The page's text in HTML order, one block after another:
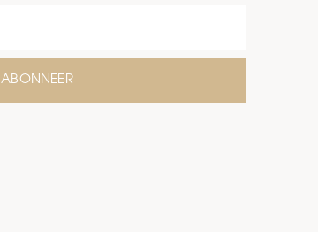
ABONNEER